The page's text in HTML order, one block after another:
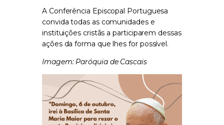
A Conferência Episcopal Portuguesa
convida todas as comunidades e
instituições cristãs a participarem dessas
ações da forma que lhes for possível.
Imagem: Paróquia de Cascais